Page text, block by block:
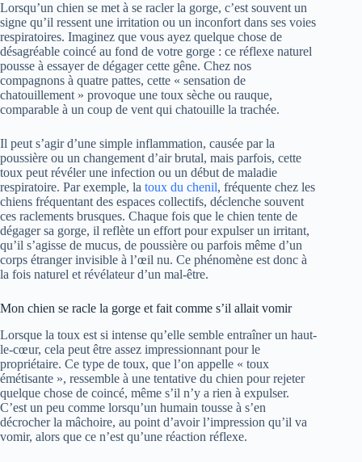
Lorsqu’un chien se met à se racler la gorge, c’est souvent un
signe qu’il ressent une irritation ou un inconfort dans ses voies
respiratoires. Imaginez que vous ayez quelque chose de
désagréable coincé au fond de votre gorge : ce réflexe naturel
pousse à essayer de dégager cette gêne. Chez nos
compagnons à quatre pattes, cette « sensation de
chatouillement » provoque une toux sèche ou rauque,
comparable à un coup de vent qui chatouille la trachée.
Il peut s’agir d’une simple inflammation, causée par la
poussière ou un changement d’air brutal, mais parfois, cette
toux peut révéler une infection ou un début de maladie
respiratoire. Par exemple, la toux du chenil, fréquente chez les
chiens fréquentant des espaces collectifs, déclenche souvent
ces raclements brusques. Chaque fois que le chien tente de
dégager sa gorge, il reflète un effort pour expulser un irritant,
qu’il s’agisse de mucus, de poussière ou parfois même d’un
corps étranger invisible à l’œil nu. Ce phénomène est donc à
la fois naturel et révélateur d’un mal-être.
Mon chien se racle la gorge et fait comme s’il allait vomir
Lorsque la toux est si intense qu’elle semble entraîner un haut-
le-cœur, cela peut être assez impressionnant pour le
propriétaire. Ce type de toux, que l’on appelle « toux
émétisante », ressemble à une tentative du chien pour rejeter
quelque chose de coincé, même s’il n’y a rien à expulser.
C’est un peu comme lorsqu’un humain tousse à s’en
décrocher la mâchoire, au point d’avoir l’impression qu’il va
vomir, alors que ce n’est qu’une réaction réflexe.